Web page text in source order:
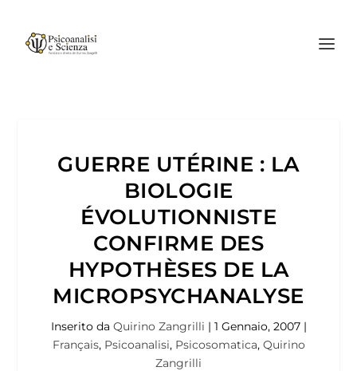
GUERRE UTÉRINE : LA
BIOLOGIE
ÉVOLUTIONNISTE
CONFIRME DES
HYPOTHÈSES DE LA
MICROPSYCHANALYSE
Inserito da Quirino Zangrilli | 1 Gennaio, 2007|
Français, Psicoanalisi, Psicosomatica, Quirino
Zangrilli